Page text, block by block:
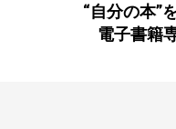
“自分の本”
電子書籍